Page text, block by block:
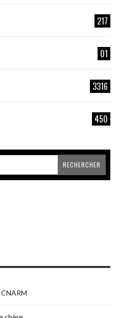
217
01
3316
450